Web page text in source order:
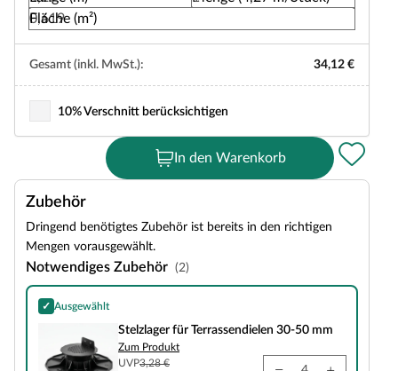
Fläche (m²)
Gesamt (inkl. MwSt.): 34,12 €
10% Verschnitt berücksichtigen
In den Warenkorb
Zubehör
Dringend benötigtes Zubehör ist bereits in den richtigen
Mengen vorausgewählt.
Notwendiges Zubehör (2)
✓ Ausgewählt
Stelzlager für Terrassendielen 30-50 mm
Stelzlager für Terrassendielen 30-50 mm
Zum Produkt
UVP3,28 €